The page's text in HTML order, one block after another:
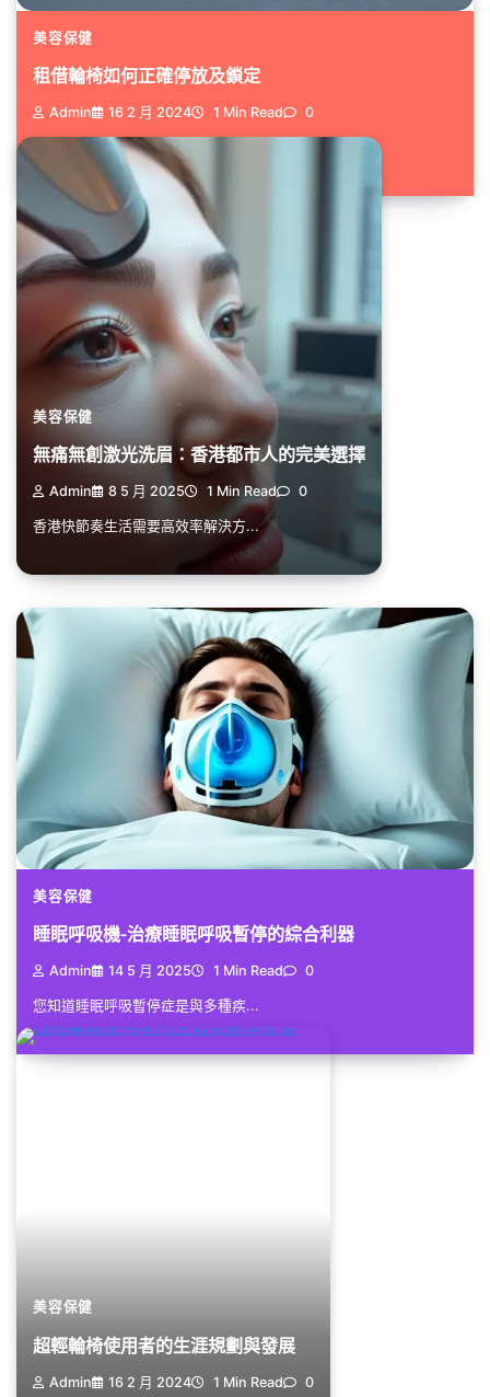
美容保健
租借輪椅如何正確停放及鎖定
Admin 16 2 月 2024 1 Min Read 0
你是否曾經租借輪椅，但對於如何...
美容保健
無痛無創激光洗眉：香港都市人的完美選擇
Admin 8 5 月 2025 1 Min Read 0
香港快節奏生活需要高效率解決方...
美容保健
睡眠呼吸機-治療睡眠呼吸暫停的綜合利器
Admin 14 5 月 2025 1 Min Read 0
您知道睡眠呼吸暫停症是與多種疾...
美容保健
超輕輪椅使用者的生涯規劃與發展
Admin 16 2 月 2024 1 Min Read 0